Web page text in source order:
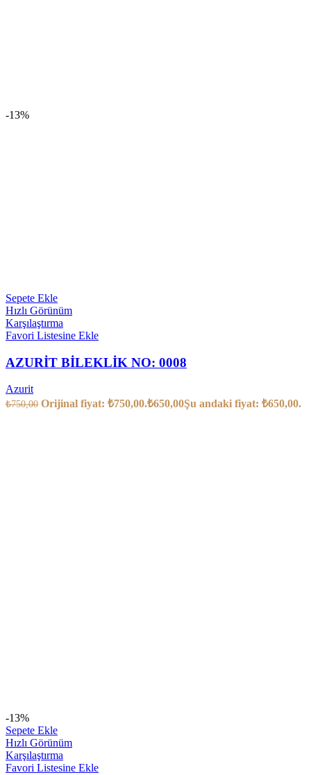
-13%
Sepete Ekle
Hızlı Görünüm
Karşılaştırma
Favori Listesine Ekle
AZURİT BİLEKLİK NO: 0008
Azurit
₺750,00 Orijinal fiyat: ₺750,00.₺650,00Şu andaki fiyat: ₺650,00.
-13%
Sepete Ekle
Hızlı Görünüm
Karşılaştırma
Favori Listesine Ekle